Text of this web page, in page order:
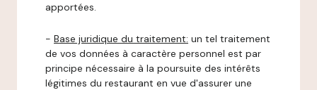
apportées.
- Base juridique du traitement: un tel traitement
de vos données à caractère personnel est par
principe nécessaire à la poursuite des intérêts
légitimes du restaurant en vue d'assurer une